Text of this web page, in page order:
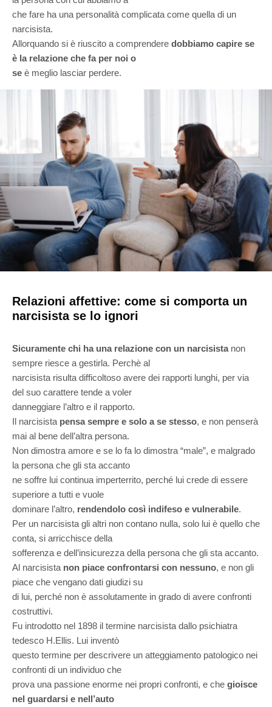
che fare ha una personalità complicata come quella di un
narcisista.
Allorquando si è riuscito a comprendere dobbiamo capire se
è la relazione che fa per noi o
se è meglio lasciar perdere.
Relazioni affettive: come si comporta un
narcisista se lo ignori
Sicuramente chi ha una relazione con un narcisistanon
sempre riesce a gestirla. Perchè al
narcisista risulta difficoltoso avere dei rapporti lunghi, per via
del suo carattere tende a voler
danneggiare l’altro e il rapporto.
Il narcisista pensa sempre e solo a se stesso, e non penserà
mai al bene dell’altra persona.
Non dimostra amore e se lo fa lo dimostra “male”, e malgrado
la persona che gli sta accanto
ne soffre lui continua imperterrito, perché lui crede di essere
superiore a tutti e vuole
dominare l’altro, rendendolo così indifeso e vulnerabile.
Per un narcisista gli altri non contano nulla, solo lui è quello che
conta, si arricchisce della
sofferenza e dell’insicurezza della persona che gli sta accanto.
Al narcisista non piace confrontarsi con nessuno, e non gli
piace che vengano dati giudizi su
di lui, perché non è assolutamente in grado di avere confronti
costruttivi.
Fu introdotto nel 1898 il termine narcisista dallo psichiatra
tedesco H.Ellis. Lui inventò
questo termine per descrivere un atteggiamento patologico nei
confronti di un individuo che
prova una passione enorme nei propri confronti, e che gioisce
nel guardarsi e nell’auto